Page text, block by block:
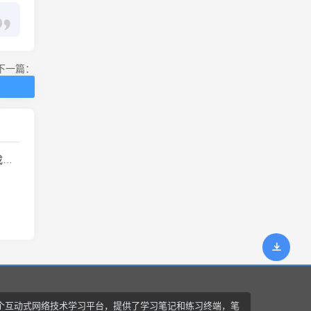
一篇：
互动式网络技术学习平台，提供了学习笔记和练习终端，笔